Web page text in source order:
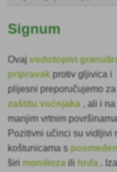
Signum
Ovaj vodotopivi
pripravak protiv gljivica i
plijesni preporučujemo za
zaštitu voćnjaka , ali i na
manjim vrtnim
Pozitivni učinci su vidljivi
koštunicama s
širimonilioza ili hrđa .